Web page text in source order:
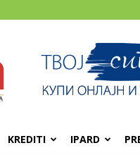
KREDITI IPARD